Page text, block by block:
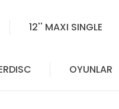
12'' MAXI SINGLE
OYUNLAR